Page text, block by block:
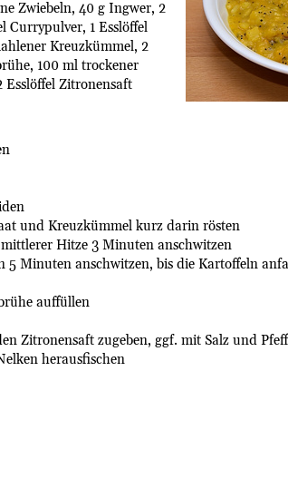
Zwiebeln, 40 g Ingwer, 2
Currypulver, 1 Esslöffel
Kreuzkümmel, 2
100 ml trockener
Esslöffel Zitronensaft
und Kreuzkümmel kurz darin rösten
Hitze 3 Minuten anschwitzen
Minuten anschwitzen, bis die Kartoffeln
auffüllen
Zitronensaft zugeben, ggf. mit Salz und
herausfischen